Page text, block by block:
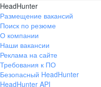
HeadHunter
Размещение вакансий
Поиск по резюме
О компании
Наши вакансии
Реклама на сайте
Требования к ПО
Безопасный HeadHunter
HeadHunter API